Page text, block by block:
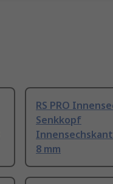
RS PRO
Senkkopf
8 mm